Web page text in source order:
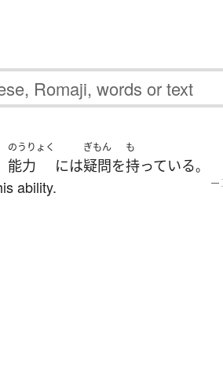
のうりょく
能力 には
ぎもん
疑問を
も
持っている。
ability. —